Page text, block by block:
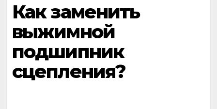
Как заменить
выжимной
подшипник
сцепления?